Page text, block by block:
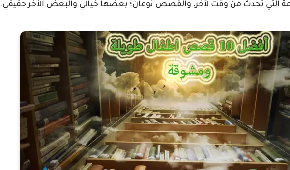
التي تحدث من وقت لآخر، والقصص نوعان؛ بعضها خيالي والبعض الأخر حقيقي.